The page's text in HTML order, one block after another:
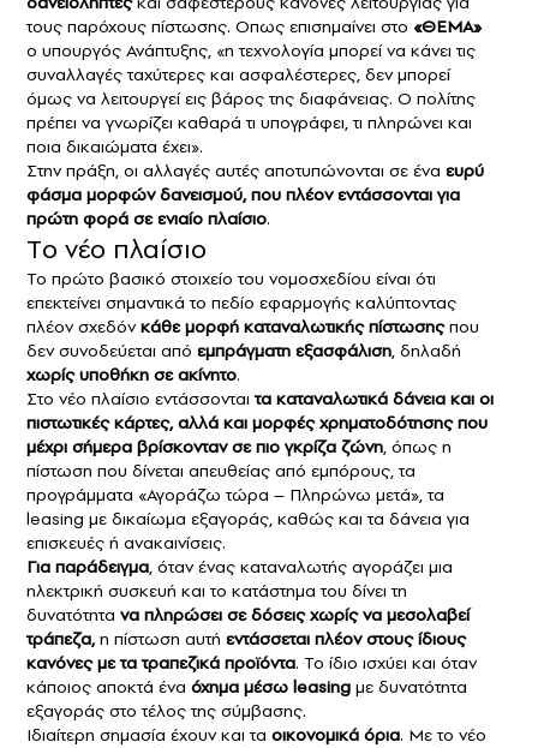
τους παρόχους πίστωσης. Οπως επισημαίνει στο «ΘΕΜΑ»
ο υπουργός Ανάπτυξης, «η τεχνολογία μπορεί να κάνει τις
συναλλαγές ταχύτερες και ασφαλέστερες, δεν μπορεί
όμως να λειτουργεί εις βάρος της διαφάνειας. Ο πολίτης
πρέπει να γνωρίζει καθαρά τι υπογράφει, τι πληρώνει και
ποια δικαιώματα έχει».
Στην πράξη, οι αλλαγές αυτές αποτυπώνονται σε ένα ευρύ
φάσμα μορφών δανεισμού, που πλέον εντάσσονται για
πρώτη φορά σε ενιαίο πλαίσιο.
Tο νέο πλαίσιο
Το πρώτο βασικό στοιχείο του νομοσχεδίου είναι ότι
επεκτείνει σημαντικά το πεδίο εφαρμογής καλύπτοντας
πλέον σχεδόνκάθε μορφή καταναλωτικής πίστωσηςπου
δεν συνοδεύεται από εμπράγματη εξασφάλιση, δηλαδή
χωρίς υποθήκη σε ακίνητο.
Στο νέο πλαίσιο εντάσσονταιτα καταναλωτικά δάνεια και οι
πιστωτικές κάρτες, αλλά και μορφές χρηματοδότησης που
μέχρι σήμερα βρίσκονταν σε πιο γκρίζα ζώνη, όπως η
πίστωση που δίνεται απευθείας από εμπόρους, τα
προγράμματα «Αγοράζω τώρα – Πληρώνω μετά», τα
leasing με δικαίωμα εξαγοράς, καθώς και τα δάνεια για
επισκευές ή ανακαινίσεις.
Για παράδειγμα, όταν ένας καταναλωτής αγοράζει μια
ηλεκτρική συσκευή και το κατάστημα του δίνει τη
δυνατότητα να πληρώσει σε δόσεις χωρίς να μεσολαβεί
τράπεζα,η πίστωση αυτή εντάσσεται πλέον στους ίδιους
κανόνες με τα τραπεζικά προϊόντα. Το ίδιο ισχύει και όταν
κάποιος αποκτά ένα όχημα μέσω leasing με δυνατότητα
εξαγοράς στο τέλος της σύμβασης.
Ιδιαίτερη σημασία έχουν και τα οικονομικά όρια. Με το νέο